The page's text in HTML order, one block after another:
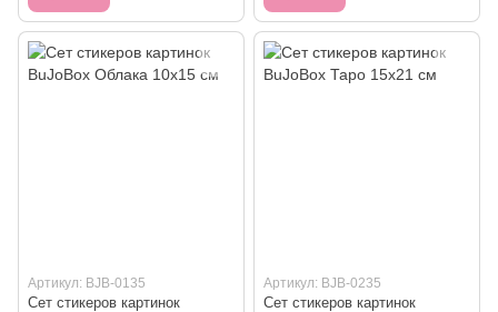
Артикул: BJB-0135
Сет стикеров картинок
Артикул: BJB-0235
Сет стикеров картинок